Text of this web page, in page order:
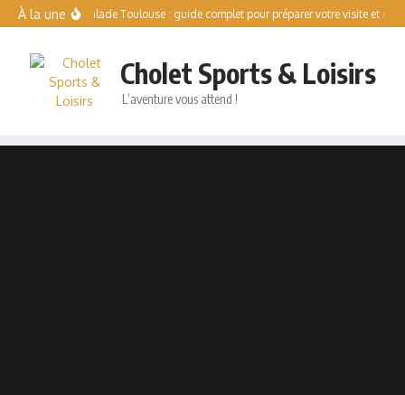
Aller au contenu
À la uneSolo Escalade Toulouse : guide complet pour préparer votre visite et
Cholet Sports & Loisirs
L’aventure vous attend !